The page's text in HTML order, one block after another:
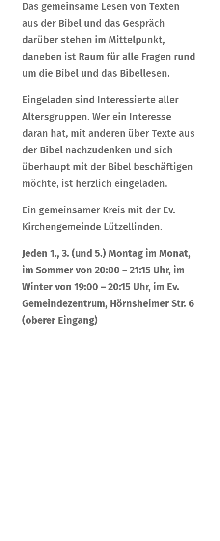
Das gemeinsame Lesen von Texten
aus der Bibel und das Gespräch
darüber stehen im Mittelpunkt,
daneben ist Raum für alle Fragen rund
um die Bibel und das Bibellesen.
Eingeladen sind Interessierte aller
Altersgruppen. Wer ein Interesse
daran hat, mit anderen über Texte aus
der Bibel nachzudenken und sich
überhaupt mit der Bibel beschäftigen
möchte, ist herzlich eingeladen.
Ein gemeinsamer Kreis mit der Ev.
Kirchengemeinde Lützellinden.
Jeden 1., 3. (und 5.) Montag im Monat,
im Sommer von 20:00 – 21:15 Uhr, im
Winter von 19:00 – 20:15 Uhr, im Ev.
Gemeindezentrum, Hörnsheimer Str. 6
(oberer Eingang)